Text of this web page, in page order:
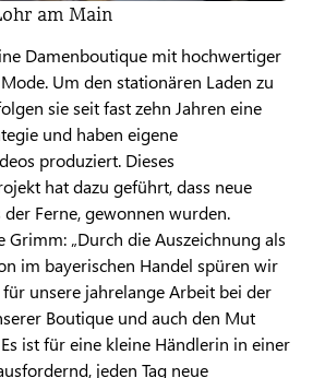
am Main
Damenboutique mit hochwertiger
Um den stationären Laden zu
sie seit fast zehn Jahren eine
und haben eigene
produziert. Dieses
hat dazu geführt, dass neue
der Ferne, gewonnen wurden.
Grimm: „Durch die Auszeichnung als
im bayerischen Handel spüren wir
unsere jahrelange Arbeit bei der
Boutique und auch den Mut
ist für eine kleine Händlerin in einer
jeden Tag neue